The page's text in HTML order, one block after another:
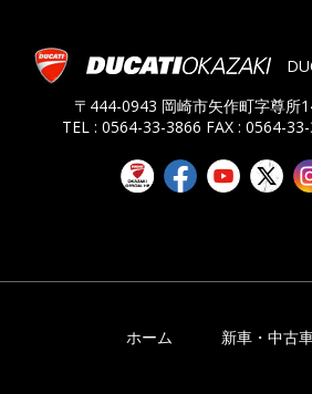
〒444-0943 岡崎市矢作町字尊所
TEL : 0564-33-3866 FAX : 0564-
ホーム 新車・中古